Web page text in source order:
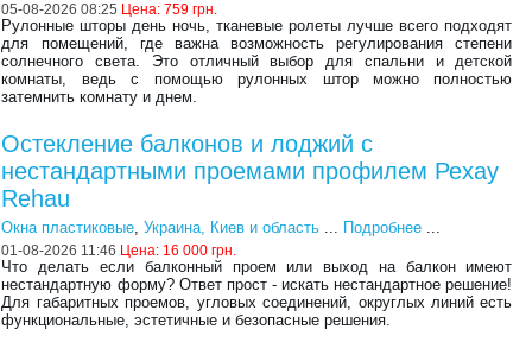
05-08-2026 08:25 Цена:759 грн.
Рулонные шторы день ночь, тканевые ролеты лучше всего подходят
для помещений, где важна возможность регулирования степени
солнечного света. Это отличный выбор для спальни и детской
комнаты, ведь с помощью рулонных штор можно полностью
затемнить комнату и днем.
Остекление балконов и лоджий с
нестандартными проемами профилем Рехау
Rehau
Окна пластиковые,Украина, Киев и область ... Подробнее ...
01-08-2026 11:46 Цена: 16 000 грн.
Что делать если балконный проем или выход на балкон имеют
нестандартную форму? Ответ прост - искать нестандартное решение!
Для габаритных проемов, угловых соединений, округлых линий есть
функциональные, эстетичные и безопасные решения.